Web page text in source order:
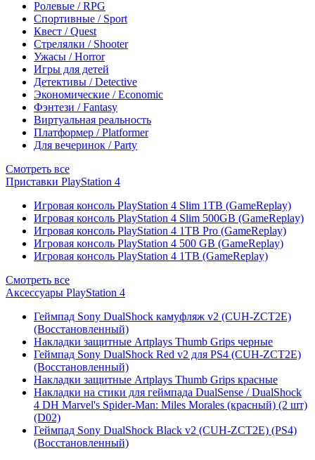
Ролевые / RPG
Спортивные / Sport
Квест / Quest
Стрелялки / Shooter
Ужасы / Horror
Игры для детей
Детективы / Detective
Экономические / Economic
Фэнтези / Fantasy
Виртуальная реальность
Платформер / Platformer
Для вечеринок / Party
Смотреть все
Приставки PlayStation 4
Игровая консоль PlayStation 4 Slim 1TB (GameReplay)
Игровая консоль PlayStation 4 Slim 500GB (GameReplay)
Игровая консоль PlayStation 4 1TB Pro (GameReplay)
Игровая консоль PlayStation 4 500 GB (GameReplay)
Игровая консоль PlayStation 4 1TB (GameReplay)
Смотреть все
Аксессуары PlayStation 4
Геймпад Sony DualShock камуфляж v2 (CUH-ZCT2E)
(Восстановленный)
Накладки защитные Artplays Thumb Grips черные
Геймпад Sony DualShock Red v2 для PS4 (CUH-ZCT2E)
(Восстановленный)
Накладки защитные Artplays Thumb Grips красные
Накладки на стики для геймпада DualSense / DualShock
4 DH Marvel's Spider-Man: Miles Morales (красный) (2 шт)
(D02)
Геймпад Sony DualShock Black v2 (CUH-ZCT2E) (PS4)
(Восстановленный)